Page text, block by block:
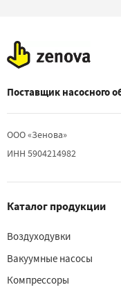
Поставщик насосного
ООО «Зенова»
ИНН 5904214982
Каталог продукции
Воздуходувки
Вакуумные насосы
Компрессоры